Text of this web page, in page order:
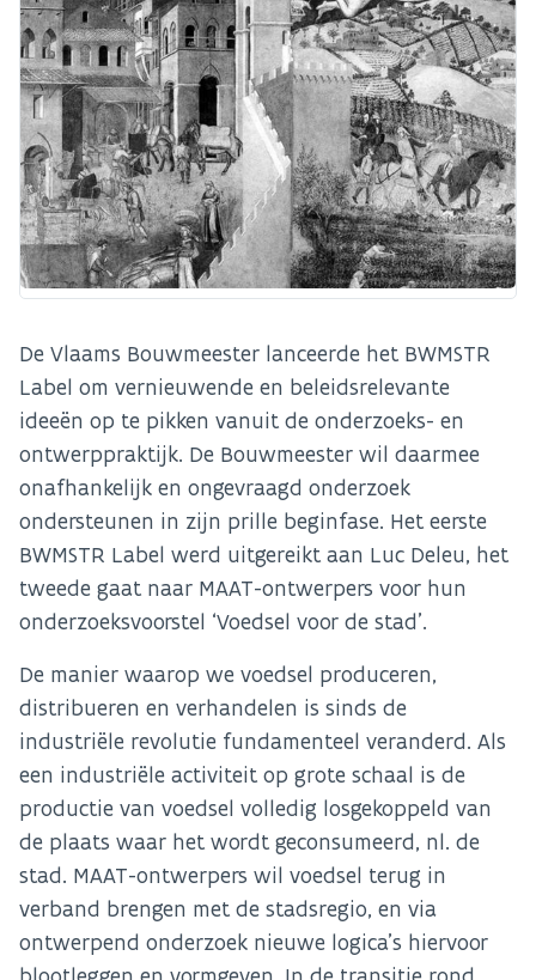
De Vlaams Bouwmeester lanceerde het BWMSTR
Label om vernieuwende en beleidsrelevante
ideeën op te pikken vanuit de onderzoeks- en
ontwerppraktijk. De Bouwmeester wil daarmee
onafhankelijk en ongevraagd onderzoek
ondersteunen in zijn prille beginfase. Het eerste
BWMSTR Label werd uitgereikt aan Luc Deleu, het
tweede gaat naar MAAT-ontwerpers voor hun
onderzoeksvoorstel ‘Voedsel voor de stad’.
De manier waarop we voedsel produceren,
distribueren en verhandelen is sinds de
industriële revolutie fundamenteel veranderd. Als
een industriële activiteit op grote schaal is de
productie van voedsel volledig losgekoppeld van
de plaats waar het wordt geconsumeerd, nl. de
stad. MAAT-ontwerpers wil voedsel terug in
verband brengen met de stadsregio, en via
ontwerpend onderzoek nieuwe logica’s hiervoor